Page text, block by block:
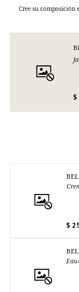
Cree su composición
$
$
Eau